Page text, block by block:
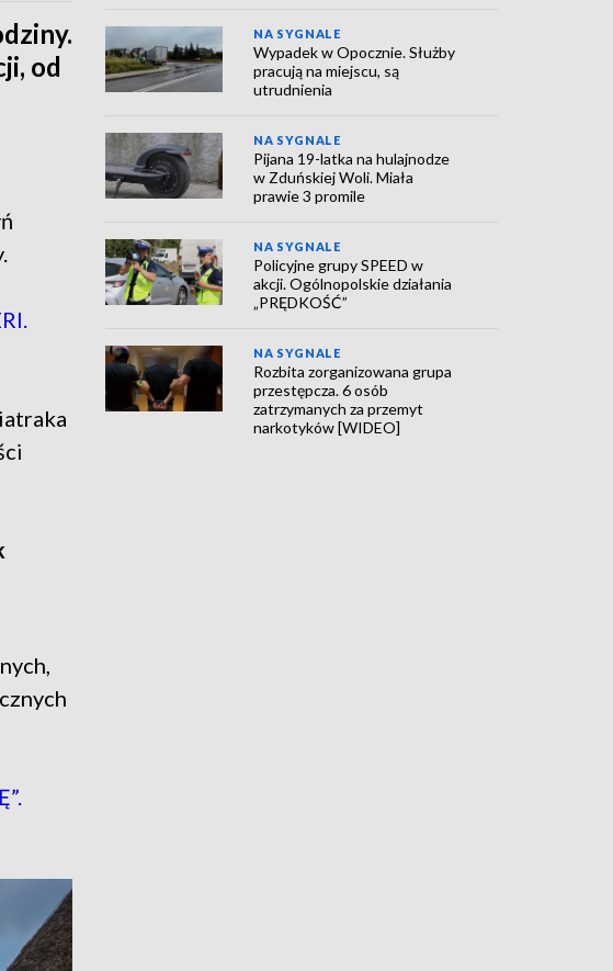
od
NA SYGNALE
Wypadek w Opocznie. Służby
pracują na miejscu, są
utrudnienia
NA SYGNALE
Pijana 19-latka na hulajnodze
w Zduńskiej Woli. Miała
prawie 3 promile
NA SYGNALE
Policyjne grupy SPEED w
akcji. Ogólnopolskie działania
„PRĘDKOŚĆ”
NA SYGNALE
Rozbita zorganizowana grupa
przestępcza. 6 osób
zatrzymanych za przemyt
narkotyków [WIDEO]